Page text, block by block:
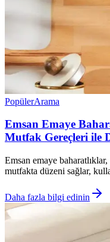
PopülerArama
Emsan Emaye
Mutfak Gereçleri ile
Emsan emaye baharatlıklar,
mutfakta düzeni sağlar,
Daha fazla bilgi edinin